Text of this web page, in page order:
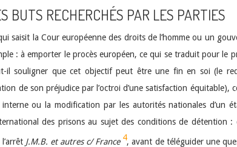
BUTS RECHERCHÉS PAR LES PARTIES
saisit la Cour européenne des droits de l’homme ou un
: à emporter le procès européen, ce qui se traduit pour
il souligner que cet objectif peut être une fin en soi (le
de son préjudice par l’octroi d’une satisfaction
interne ou la modification par les autorités nationales
des prisons au sujet des conditions de
J.M.B. et autres c/ France 4, avant de téléguider une